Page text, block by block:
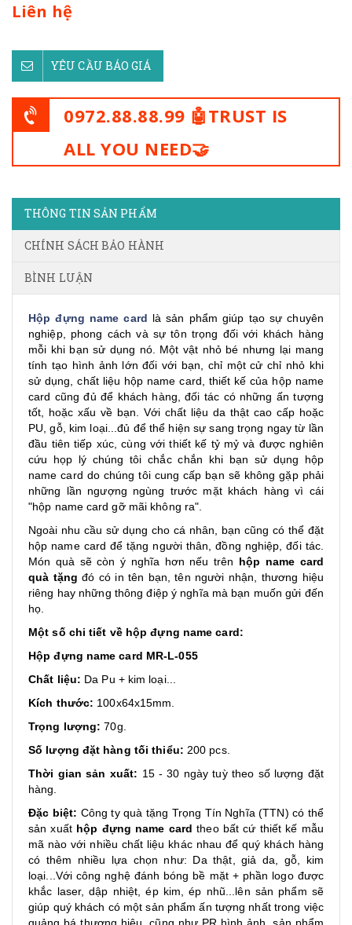
Liên hệ
YÊU CẦU BÁO GIÁ
0972.88.88.99 🤖TRUST IS
ALL YOU NEED🤝
THÔNG TIN SẢN PHẨM
CHÍNH SÁCH BẢO HÀNH
BÌNH LUẬN
Hộp đựng name card là sản phẩm giúp tạo sự chuyên
nghiệp, phong cách và sự tôn trọng đối với khách hàng
mỗi khi bạn sử dụng nó. Một vật nhỏ bé nhưng lại mang
tính tạo hình ảnh lớn đối với bạn, chỉ một cử chỉ nhỏ khi
sử dụng, chất liệu hộp name card, thiết kế của hộp name
card cũng đủ để khách hàng, đối tác có những ấn tượng
tốt, hoặc xấu về bạn. Với chất liệu da thật cao cấp hoặc
PU, gỗ, kim loại...đủ để thể hiện sự sang trọng ngay từ lần
đầu tiên tiếp xúc, cùng với thiết kế tỷ mỷ và được nghiên
cứu họp lý chúng tôi chắc chắn khi bạn sử dụng hộp
name card do chúng tôi cung cấp bạn sẽ không gặp phải
những lần ngượng ngùng trước mặt khách hàng vì cái
"hộp name card gỡ mãi không ra".
Ngoài nhu cầu sử dụng cho cá nhân, bạn cũng có thể đặt
hộp name card để tặng người thân, đồng nghiệp, đối tác.
Món quà sẽ còn ý nghĩa hơn nếu trên hộp name card
quà tặng đó có in tên bạn, tên người nhận, thương hiệu
riêng hay những thông điệp ý nghĩa mà bạn muốn gửi đến
họ.
Một số chi tiết về hộp đựng name card:
Hộp đựng name card MR-L-055
Chất liệu: Da Pu + kim loại...
Kích thước: 100x64x15mm.
Trọng lượng: 70g.
Số lượng đặt hàng tối thiểu: 200 pcs.
Thời gian sản xuất: 15 - 30 ngày tuỳ theo số lượng đặt
hàng.
Đặc biệt: Công ty quà tặng Trọng Tín Nghĩa (TTN) có thể
sản xuất hộp đựng name card theo bất cứ thiết kế mẫu
mã nào với nhiều chất liệu khác nhau để quý khách hàng
có thêm nhiều lựa chọn như: Da thật, giả da, gỗ, kim
loại...Với công nghệ đánh bóng bề mặt + phần logo được
khắc laser, dập nhiệt, ép kim, ép nhũ...lên sản phẩm sẽ
giúp quý khách có một sản phẩm ấn tượng nhất trong việc